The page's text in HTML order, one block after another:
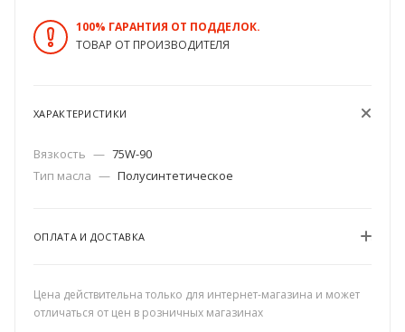
100% ГАРАНТИЯ ОТ ПОДДЕЛОК.
ТОВАР ОТ ПРОИЗВОДИТЕЛЯ
ХАРАКТЕРИСТИКИ
Вязкость — 75W-90
Тип масла — Полусинтетическое
ОПЛАТА И ДОСТАВКА
Цена действительна только для интернет-магазина и может
отличаться от цен в розничных магазинах